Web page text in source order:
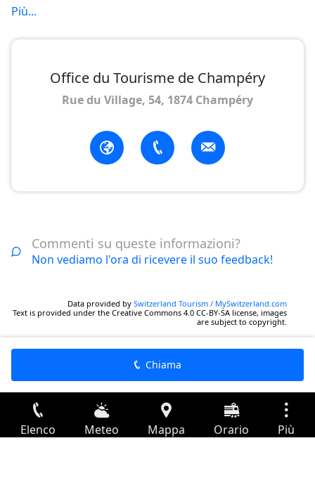
Più...
Office du Tourisme de Champéry
Rue du Village, 54, 1874 Champéry
Commenti su queste informazioni?
Non vediamo l'ora di ricevere il suo feedback!
Data provided by Switzerland Tourism / MySwitzerland.com
Text is provided under the Creative Commons 4.0 CC-BY-SA license, images
are subject to copyright.
Chiama
Elenco Meteo Mappa Orario Più